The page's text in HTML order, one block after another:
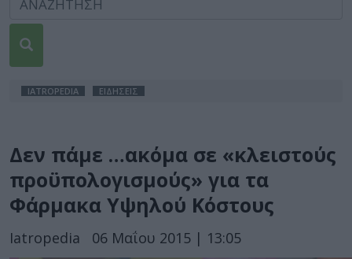
IATROPEDIA ΕΙΔΗΣΕΙΣ
Δεν πάμε …ακόμα σε «κλειστούς
προϋπολογισμούς» για τα
Φάρμακα Υψηλού Κόστους
Iatropedia 06 Μαΐου 2015 | 13:05